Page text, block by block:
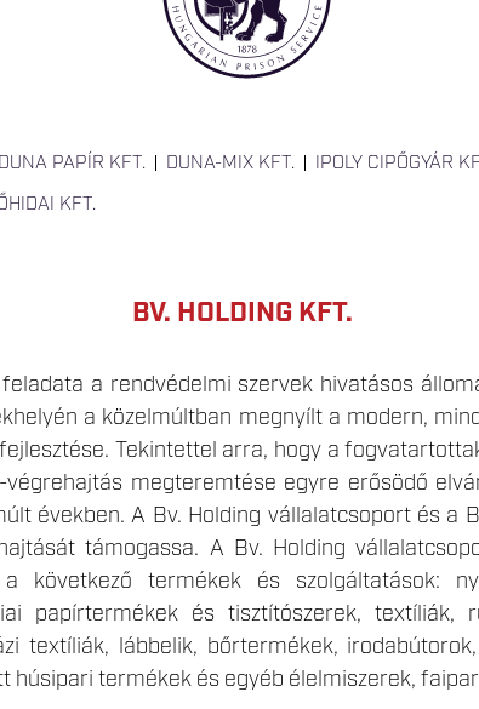
DUNA PAPÍR KFT. DUNA-MIX KFT. IPOLY CIPŐGYÁR
KFT.
BV. HOLDING KFT.
a rendvédelmi szervek hivatásos
a közelmúltban megnyílt a modern,
Tekintettel arra, hogy a
megteremtése egyre erősödő
években. A Bv. Holding vállalatcsoport és a
támogassa. A Bv. Holding
következő termékek és szolgáltatások:
papírtermékek és tisztítószerek,
textíliák, lábbelik, bőrtermékek,
húsipari termékek és egyéb élelmiszerek,